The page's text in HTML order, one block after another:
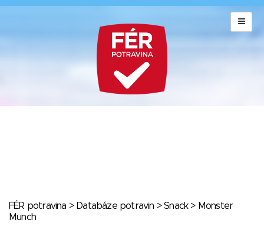
FÉR potravina > Databáze potravin >Snack> Monster
Munch